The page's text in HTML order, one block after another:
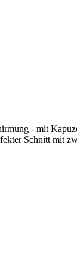
- mit
Schnitt mit